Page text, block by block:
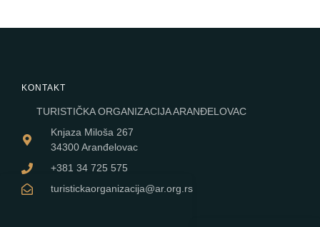
KONTAKT
TURISTIČKA ORGANIZACIJA ARANĐELOVAC
Knjaza Miloša 267
34300 Aranđelovac
+381 34 725 575
turistickaorganizacija@ar.org.rs